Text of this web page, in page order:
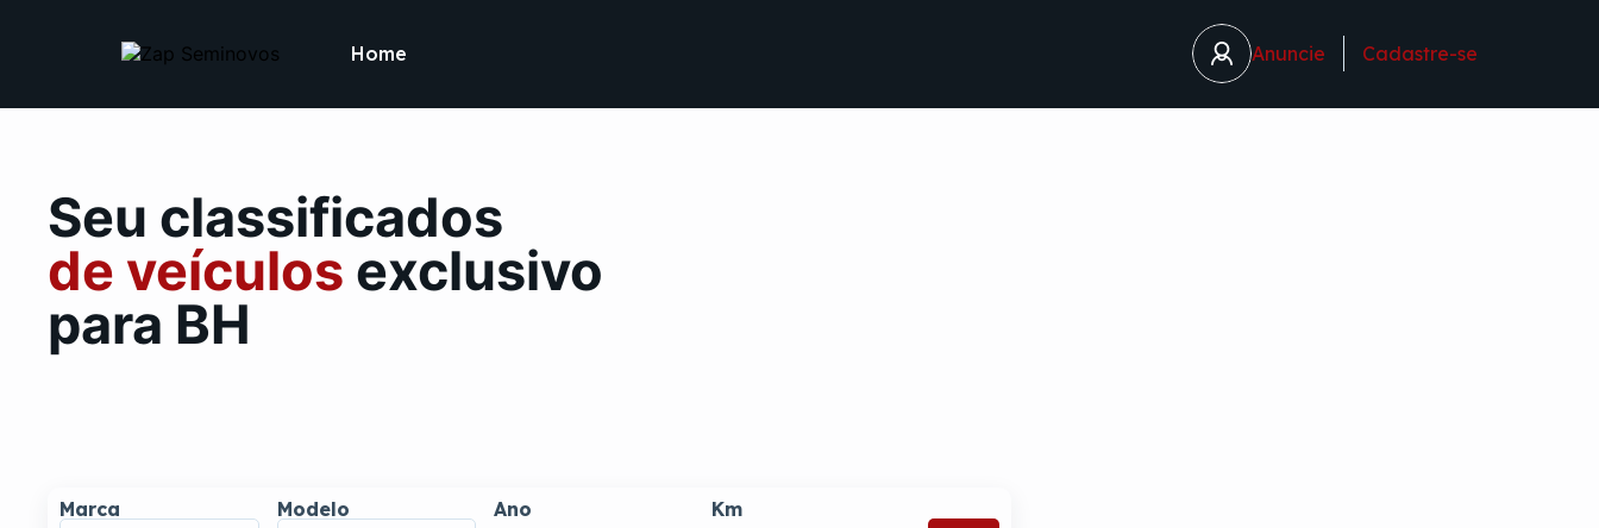
Home Anuncie Cadastre-se
Seu classificados
de veículos exclusivo
para BH
Marca
Modelo
Ano
Km